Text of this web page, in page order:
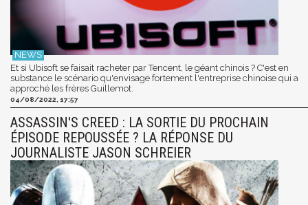
Et si Ubisoft se faisait racheter par Tencent, le géant chinois ? C'est en
substance le scénario qu'envisage fortement l'entreprise chinoise qui a
approché les frères Guillemot.
04/08/2022, 17:57
ASSASSIN'S CREED : LA SORTIE DU PROCHAIN
ÉPISODE REPOUSSÉE ? LA RÉPONSE DU
JOURNALISTE JASON SCHREIER